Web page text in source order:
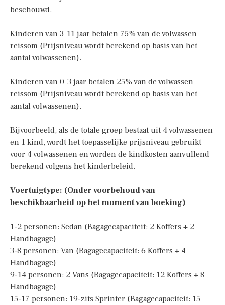
beschouwd.
Kinderen van 3–11 jaar betalen 75% van de volwassen
reissom (Prijsniveau wordt berekend op basis van het
aantal volwassenen).
Kinderen van 0–3 jaar betalen 25% van de volwassen
reissom (Prijsniveau wordt berekend op basis van het
aantal volwassenen).
Bijvoorbeeld, als de totale groep bestaat uit 4 volwassenen
en 1 kind, wordt het toepasselijke prijsniveau gebruikt
voor 4 volwassenen en worden de kindkosten aanvullend
berekend volgens het kinderbeleid.
Voertuigtype: (Onder voorbehoud van
beschikbaarheid op het moment van boeking)
1-2 personen: Sedan (Bagagecapaciteit: 2 Koffers + 2
Handbagage)
3-8 personen: Van (Bagagecapaciteit: 6 Koffers + 4
Handbagage)
9-14 personen: 2 Vans (Bagagecapaciteit: 12 Koffers + 8
Handbagage)
15-17 personen: 19-zits Sprinter (Bagagecapaciteit: 15